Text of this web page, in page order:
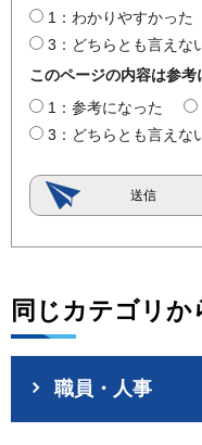
1：わかりやすかった
3：どちらとも言えな
このページの内容は参考
1：参考になった
3：どちらとも言えな
同じカテゴリか
職員・人事